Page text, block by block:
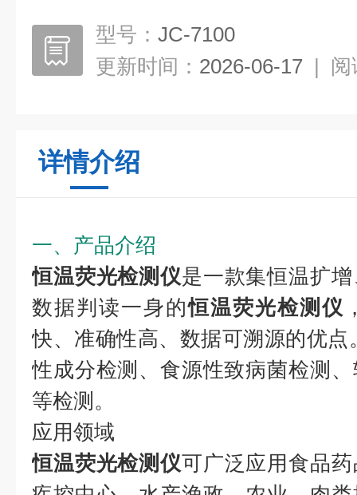
型号： JC-7100
更新时间： 2026-06-17 | 阅
详情介绍
一、产品介绍
恒温荧光检测仪是一款集恒温扩
数据判读一身的恒温荧光检测仪
快、准确性高、数据可溯源的优
性成分检测、食源性致病菌检测
等检测。
应用领域
恒温荧光检测仪可广泛应用食品